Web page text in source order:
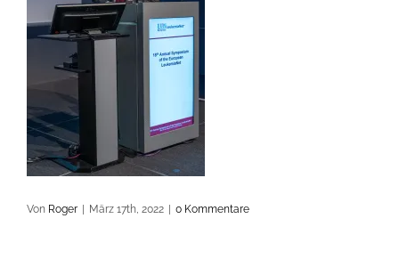
Von Roger März 17th, 2022 0 Kommentare